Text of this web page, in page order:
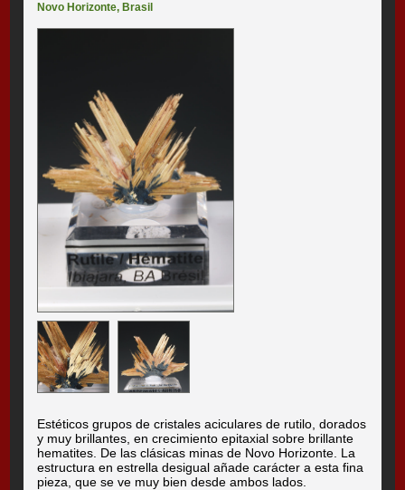
Novo Horizonte, Brasil
Estéticos grupos de cristales aciculares de rutilo, dorados
y muy brillantes, en crecimiento epitaxial sobre brillante
hematites. De las clásicas minas de Novo Horizonte. La
estructura en estrella desigual añade carácter a esta fina
pieza, que se ve muy bien desde ambos lados.